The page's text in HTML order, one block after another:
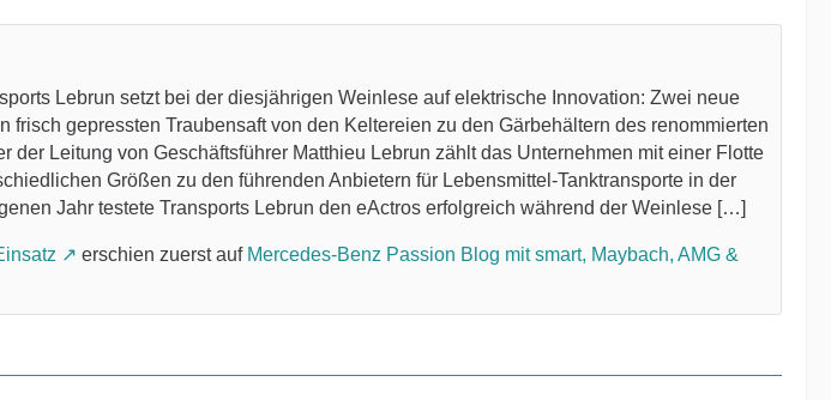
Lebrun setzt bei der diesjährigen Weinlese auf elektrische Innovation: Zwei neue
frisch gepressten Traubensaft von den Keltereien zu den Gärbehältern des renommierten
der Leitung von Geschäftsführer Matthieu Lebrun zählt das Unternehmen mit einer Flotte
Größen zu den führenden Anbietern für Lebensmittel-Tanktransporte in der
Jahr testete Transports Lebrun den eActros erfolgreich während der Weinlese […]
erschien zuerst auf Mercedes-Benz Passion Blog mit smart, Maybach, AMG &